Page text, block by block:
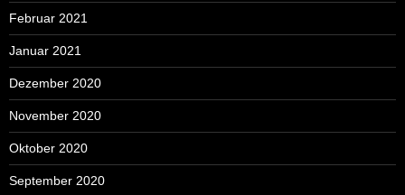
Februar 2021
Januar 2021
Dezember 2020
November 2020
Oktober 2020
September 2020